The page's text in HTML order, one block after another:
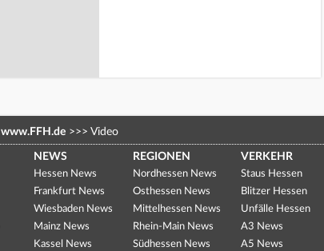
www.FFH.de >>> Video
NEWS
Hessen News
Frankfurt News
Wiesbaden News
Mainz News
Kassel News
REGIONEN
Nordhessen News
Osthessen News
Mittelhessen News
Rhein-Main News
Südhessen News
VERKEHR
Staus Hessen
Blitzer Hessen
Unfälle Hessen
A3 News
A5 News